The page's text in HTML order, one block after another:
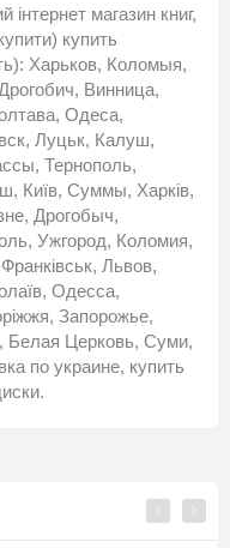
інтернет магазин книг,
купить
Харьков, Коломыя,
Винница,
Одеса,
Луцьк, Калуш,
Тернополь,
Київ, Суммы, Харків,
Дрогобыч,
Ужгород, Коломия,
Львов,
Одесса,
Запорожье,
Белая Церковь, Суми,
по украине, купить